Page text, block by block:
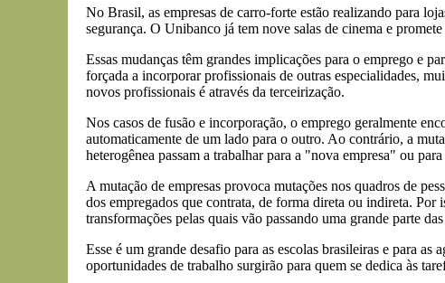
No Brasil, as empresas de carro-forte estão realizando para
segurança. O Unibanco já tem nove salas de cinema e
Essas mudanças têm grandes implicações para o emprego e
forçada a incorporar profissionais de outras especialidades,
novos profissionais é através da terceirização.
Nos casos de fusão e incorporação, o emprego geralmente
automaticamente de um lado para o outro. Ao contrário, a
heterogênea passam a trabalhar para a "nova empresa" ou para
A mutação de empresas provoca mutações nos quadros de
dos empregados que contrata, de forma direta ou indireta.
transformações pelas quais vão passando uma grande parte
Esse é um grande desafio para as escolas brasileiras e para
oportunidades de trabalho surgirão para quem se dedica às